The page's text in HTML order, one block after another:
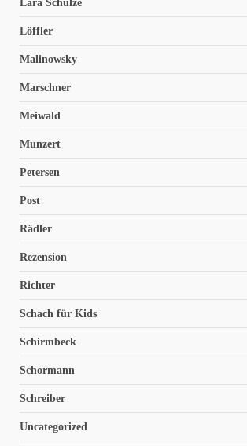
Lara Schulze
Löffler
Malinowsky
Marschner
Meiwald
Munzert
Petersen
Post
Rädler
Rezension
Richter
Schach für Kids
Schirmbeck
Schormann
Schreiber
Uncategorized